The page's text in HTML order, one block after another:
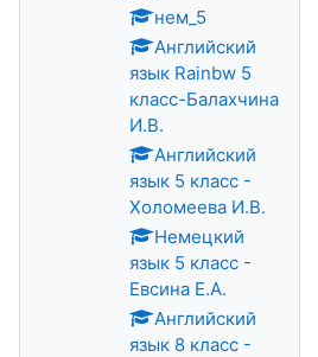
нем_5
Английский
язык Rainbw 5
класс-Балахчина
И.В.
Английский
язык 5 класс -
Холомеева И.В.
Немецкий
язык 5 класс -
Евсина Е.А.
Английский
язык 8 класс -